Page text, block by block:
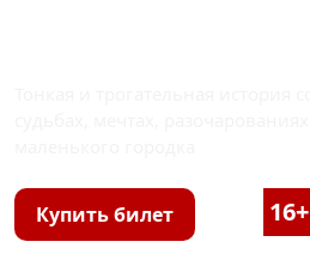
Купить билет 16+